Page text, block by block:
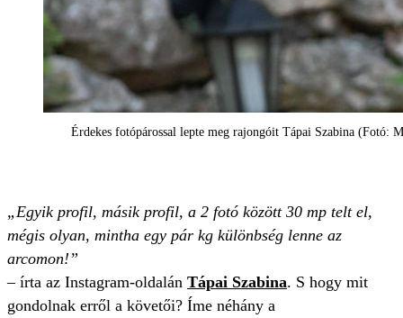
Érdekes fotópárossal lepte meg rajongóit Tápai Szabina (Fotó:
„Egyik profil, másik profil, a 2 fotó között 30 mp telt el,
mégis olyan, mintha egy pár kg különbség lenne az
arcomon!”
– írta az Instagram-oldalán Tápai Szabina. S hogy mit
gondolnak erről a követői? Íme néhány a